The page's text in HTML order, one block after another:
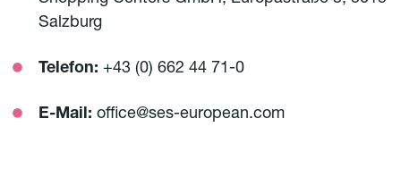
Salzburg
Telefon: +43 (0) 662 44 71-0
E-Mail: office@ses-european.com